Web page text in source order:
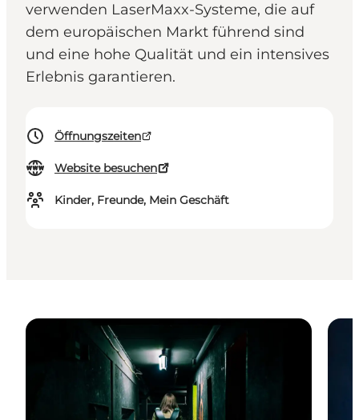
verwenden LaserMaxx-Systeme, die auf
dem europäischen Markt führend sind
und eine hohe Qualität und ein intensives
Erlebnis garantieren.
Öffnungszeiten
Website besuchen
Kinder, Freunde, Mein Geschäft